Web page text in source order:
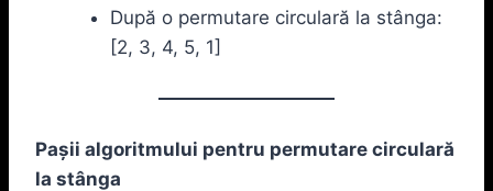
După o permutare circulară la stânga:
[2, 3, 4, 5, 1]
Pașii algoritmului pentru permutare circulară
la stânga